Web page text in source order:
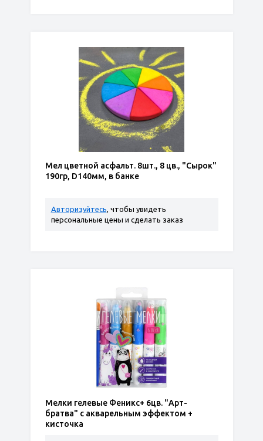
Мел цветной асфальт. 8шт., 8 цв., "Сырок"
190гр, D140мм, в банке
Авторизуйтесь, чтобы увидеть
персональные цены и сделать заказ
Мелки гелевые Феникс+ 6цв. "Арт-
братва" с акварельным эффектом +
кисточка